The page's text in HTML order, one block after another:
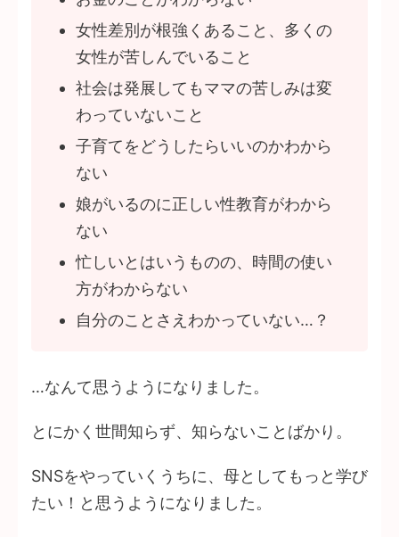
女性差別が根強くあること、多くの
女性が苦しんでいること
社会は発展してもママの苦しみは変
わっていないこと
子育てをどうしたらいいのかわから
ない
娘がいるのに正しい性教育がわから
ない
忙しいとはいうものの、時間の使い
方がわからない
自分のことさえわかっていない…？
…なんて思うようになりました。
とにかく世間知らず、知らないことばかり。
SNSをやっていくうちに、母としてもっと学び
たい！と思うようになりました。